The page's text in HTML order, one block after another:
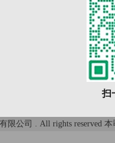
扫
限公司 . All rights reserved